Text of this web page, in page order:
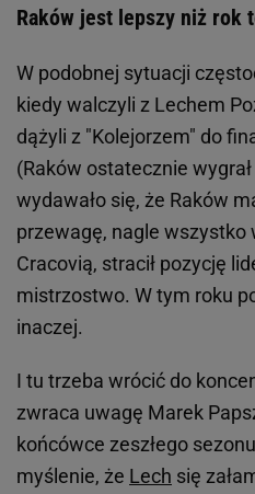
Raków jest lepszy niż rok
W podobnej sytuacji
kiedy walczyli z Lechem
dążyli z "Kolejorzem" do
(Raków ostatecznie
wydawało się, że Raków
przewagę, nagle wszystko
Cracovią, stracił pozycję
mistrzostwo. W tym roku
inaczej.
I tu trzeba wrócić do
zwraca uwagę Marek
końcówce zeszłego
myślenie, że Lech się